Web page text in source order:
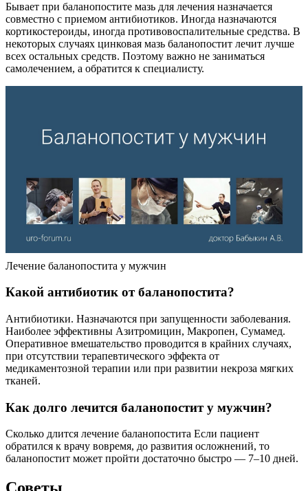
Бывает при баланопостите мазь для лечения назначается
совместно с приемом антибиотиков. Иногда назначаются
кортикостероиды, иногда противовоспалительные средства. В
некоторых случаях цинковая мазь баланопостит лечит лучше
всех остальных средств. Поэтому важно не заниматься
самолечением, а обратится к специалисту.
Лечение баланопостита у мужчин
Какой антибиотик от баланопостита?
Антибиотики. Назначаются при запущенности заболевания.
Наиболее эффективны Азитромицин, Макропен, Сумамед.
Оперативное вмешательство проводится в крайних случаях,
при отсутствии терапевтического эффекта от
медикаментозной терапии или при развитии некроза мягких
тканей.
Как долго лечится баланопостит у мужчин?
Сколько длится лечение баланопостита Если пациент
обратился к врачу вовремя, до развития осложнений, то
баланопостит может пройти достаточно быстро — 7–10 дней.